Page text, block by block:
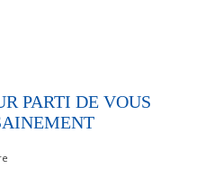
PARTI DE VOUS